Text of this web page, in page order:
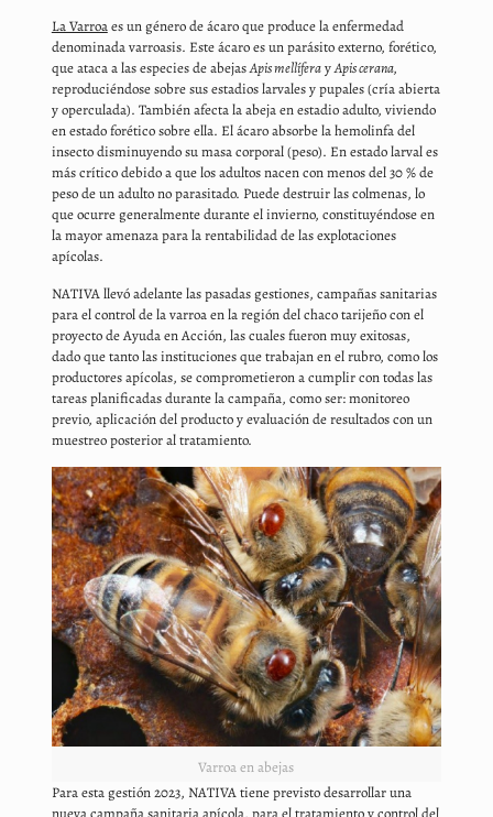
La Varroaes un género de ácaro que produce la enfermedad
denominada varroasis. Este ácaro es un parásito externo, forético,
que ataca a las especies de abejasApis mellíferayApis cerana,
reproduciéndose sobre sus estadios larvales y pupales (cría abierta
y operculada). También afecta la abeja en estadio adulto, viviendo
en estado forético sobre ella. El ácaro absorbe la hemolinfa del
insecto disminuyendo su masa corporal (peso). En estado larval es
más crítico debido a que los adultos nacen con menos del 30 % de
peso de un adulto no parasitado. Puede destruir las colmenas, lo
que ocurre generalmente durante el invierno, constituyéndose en
la mayor amenaza para la rentabilidad de las explotaciones
apícolas.
NATIVA llevó adelante las pasadas gestiones, campañas sanitarias
para el control de la varroa en la región del chaco tarijeño con el
proyecto de Ayuda en Acción, las cuales fueron muy exitosas,
dado que tanto las instituciones que trabajan en el rubro, como los
productores apícolas, se comprometieron a cumplir con todas las
tareas planificadas durante la campaña, como ser: monitoreo
previo, aplicación del producto y evaluación de resultados con un
muestreo posterior al tratamiento.
Varroa en abejas
Para esta gestión 2023, NATIVA tiene previsto desarrollar una
nueva campaña sanitaria apícola, para el tratamiento y control del